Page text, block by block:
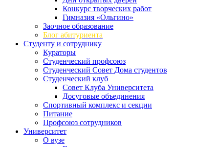
Конкурс творческих работ
Гимназия «Ольгино»
Заочное образование
Блог абитуриента
Студенту и сотруднику
Кураторы
Студенческий профсоюз
Студенческий Совет Дома студентов
Студенческий клуб
Совет Клуба Университета
Досуговые объединения
Спортивный комплекс и секции
Питание
Профсоюз сотрудников
Университет
О вузе